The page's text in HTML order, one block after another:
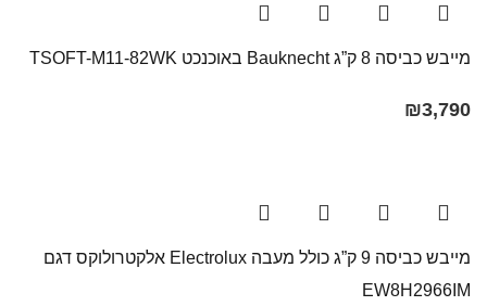
מייבש כביסה 8 ק”ג Bauknecht באוכנכט TSOFT-M11-82WK
₪3,790
מייבש כביסה 9 ק”ג כולל מעבה Electrolux אלקטרולוקס דגם
EW8H2966IM